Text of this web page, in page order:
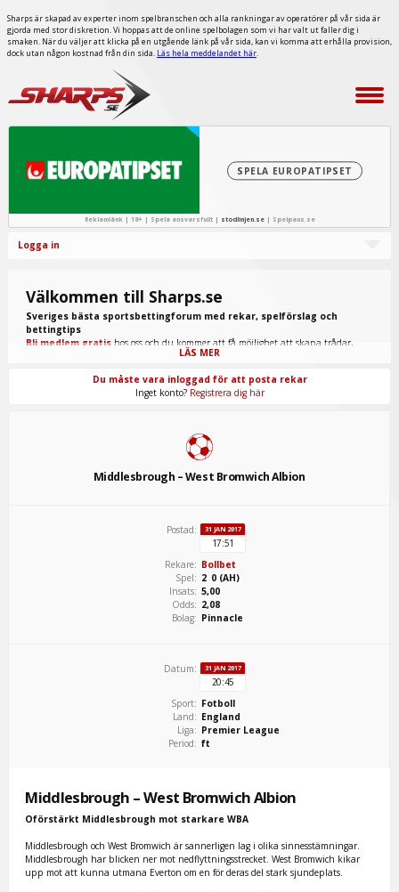
Sharps är skapad av experter inom spelbranschen och alla rankningar av operatörer på vår sida är
gjorda med stor diskretion. Vi hoppas att de online spelbolagen som vi har valt ut faller dig i
smaken. När du väljer att klicka på en utgående länk på vår sida, kan vi komma att erhålla provision,
dock utan någon kostnad från din sida. Läs hela meddelandet här.
SPELA EUROPATIPSET
Reklamlänk | 18+ | Spela ansvarsfullt | stodlinjen.se| Spelpaus.se
Logga in
Välkommen till Sharps.se
Sveriges bästa sportsbettingforum med rekar, spelförslag och
bettingtips
Bli medlem gratis hos oss och du kommer att få möjlighet att skapa trådar,
skriva inlägg, ta del av spel från "procappers" och mycket annat.
LÄS MER
Du måste vara inloggad för att posta rekar
Inget konto? Registrera dig här
Middlesbrough – West Bromwich Albion
Oförstärkt Middlesbrough mot starkare WBA
Middlesbrough och West Bromwich är sannerligen lag i olika sinnesstämningar.
Middlesbrough har blicken ner mot nedflyttningsstrecket. West Bromwich kikar
upp mot att kunna utmana Everton om en för deras del stark sjundeplats.
Middlesbrough – West Bromwich Albion
Postad: 31 JAN 2017
17:51
Rekare: Bollbet
Spel: 2 0 (AH)
Insats: 5,00
Odds: 2,08
Bolag: Pinnacle
Datum: 31 JAN 2017
20:45
Sport: Fotboll
Land: England
Liga: Premier League
Period: ft